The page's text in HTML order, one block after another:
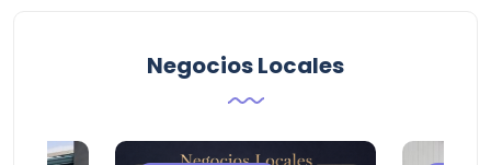
Negocios Locales